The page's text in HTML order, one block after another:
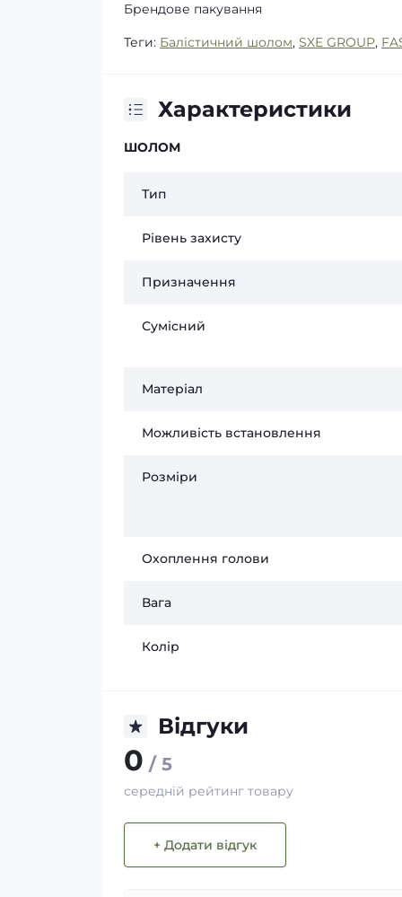
Брендове пакування
Теги: Балістичний шолом, SXE GROUP,
Характеристики
ШОЛОМ
Тип
Рівень захисту
Призначення
Сумісний
Матеріал
Можливість встановлення
Розміри
Охоплення голови
Вага
Колір
Відгуки
0 / 5
середній рейтинг товару
+ Додати відгук